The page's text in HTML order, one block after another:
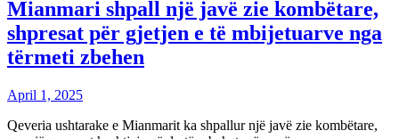
Mianmari shpall një javë zie kombëtare,
shpresat për gjetjen e të mbijetuarve nga
tërmeti zbehen
April 1, 2025
Qeveria ushtarake e Mianmarit ka shpallur një javë zie kombëtare,